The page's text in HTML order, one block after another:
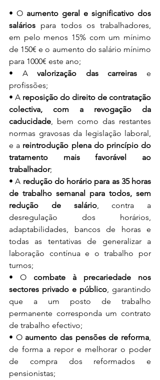
• O aumento geral e significativo dos
salários para todos os trabalhadores,
em pelo menos 15% com um mínimo
de 150€ e o aumento do salário mínimo
para 1000€ este ano;
• A valorização das carreiras e
profissões;
• A reposição do direito de contratação
colectiva, com a revogação da
caducidade, bem como das restantes
normas gravosas da legislação laboral,
e a reintrodução plena do princípio do
tratamento mais favorável ao
trabalhador;
• A redução do horário para as 35 horas
de trabalho semanal para todos, sem
redução de salário, contra a
desregulação dos horários,
adaptabilidades, bancos de horas e
todas as tentativas de generalizar a
laboração contínua e o trabalho por
turnos;
• O combate à precariedade nos
sectores privado e público, garantindo
que a um posto de trabalho
permanente corresponda um contrato
de trabalho efectivo;
• O aumento das pensões de reforma,
de forma a repor e melhorar o poder
de compra dos reformados e
pensionistas;